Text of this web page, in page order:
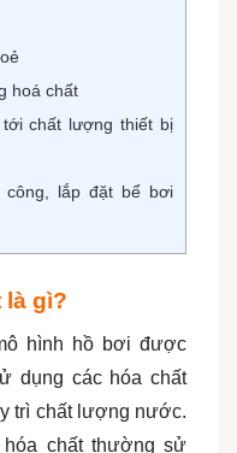
hoá chất
chất lượng thiết bị
công, lắp đặt bể bơi
là gì?
hình hồ bơi được
dụng các hóa chất
trì chất lượng nước.
chất thường sử